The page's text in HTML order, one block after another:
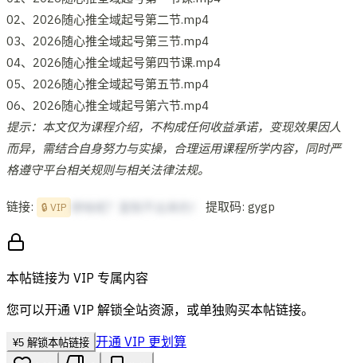
02、2026随心推全域起号第二节.mp4
03、2026随心推全域起号第三节.mp4
04、2026随心推全域起号第四节课.mp4
05、2026随心推全域起号第五节.mp4
06、2026随心推全域起号第六节.mp4
提示：本文仅为课程介绍，不构成任何收益承诺，变现效果因人
而异，需结合自身努力与实操，合理运用课程所学内容，同时严
格遵守平台相关规则与相关法律法规。
链接: 🔒 VIP 提取码: gygp
本帖链接为 VIP 专属内容
您可以开通 VIP 解锁全站资源，或单独购买本帖链接。
¥5 解锁本帖链接 开通 VIP 更划算